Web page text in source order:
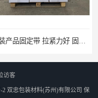
访客
2 双忠包装材料(苏州)有限公司 保